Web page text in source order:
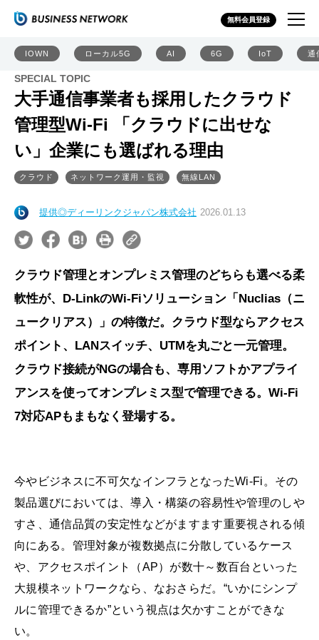
無料会員登録
IOWN ローカル5G AI 6G IoT 通
SPECIAL TOPIC
大手通信事業者も採用したクラウド
管理型Wi-Fi 「クラウドに出せな
い」企業にも選ばれる理由
クラウド ネットワーク運用・監視 無線LAN
提供◎ディーリンクジャパン株式会社 2026.01.13
クラウド管理とオンプレミス管理のどちらも選べる柔
軟性が、D-LinkのWi-Fiソリューション「Nuclias（ニ
ュークリアス）」の特徴だ。クラウド型ならアクセス
ポイント、LANスイッチ、UTMを丸ごと一元管理。
クラウド接続がNGの場合も、専用ソフトかアプライ
アンスを使ってオンプレミス型で管理できる。Wi-Fi
7対応APもまもなく登場する。
今やビジネスに不可欠なインフラとなったWi-Fi。その
製品選びにおいては、導入・構築の容易性や管理のしや
すさ、通信品質の安定性などがますます重要視される傾
向にある。管理対象が複数拠点に分散しているケース
や、アクセスポイント（AP）が数十～数百台といった
大規模ネットワークなら、なおさらだ。“いかにシンプ
ルに管理できるか”という視点は欠かすことができな
い。